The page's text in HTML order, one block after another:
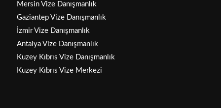
Mersin Vize Danışmanlık
Gaziantep Vize Danışmanlık
İzmir Vize Danışmanlık
Antalya Vize Danışmanlık
Kuzey Kıbrıs Vize Danışmanlık
Kuzey Kıbrıs Vize Merkezi